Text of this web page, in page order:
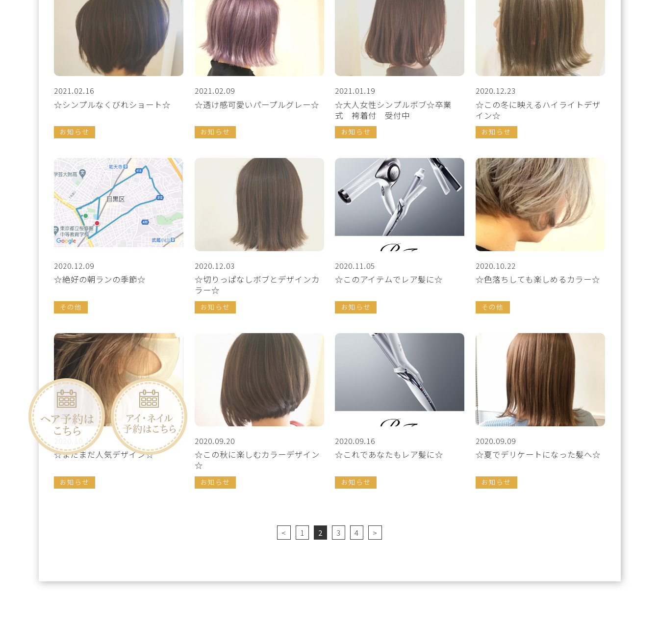
2021.02.16
☆シンプルなくびれショート☆
お知らせ
2021.02.09
☆透け感可愛いパープルグレー☆
お知らせ
2021.01.19
☆大人女性シンプルボブ☆卒業
式 袴着付 受付中
お知らせ
2020.12.23
☆この冬に映えるハイライトデザ
イン☆
お知らせ
2020.12.09
☆絶好の朝ランの季節☆
その他
2020.12.03
☆切りっぱなしボブとデザインカ
ラー☆
お知らせ
2020.11.05
☆このアイテムでレア髪に☆
お知らせ
2020.10.22
☆色落ちしても楽しめるカラー☆
その他
2020.10.15
☆まだまだ人気デザイン☆
お知らせ
2020.09.20
☆この秋に楽しむカラーデザイン
☆
お知らせ
2020.09.16
☆これであなたもレア髪に☆
お知らせ
2020.09.09
☆夏でデリケートになった髪へ☆
お知らせ
< 1 2 3 4 >